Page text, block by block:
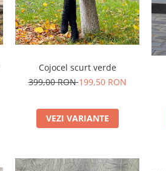
Cojocel scurt verde
399,00 RON199,50 RON
VEZI VARIANTE